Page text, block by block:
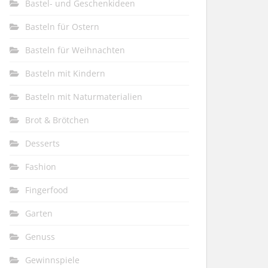
Bastel- und Geschenkideen
Basteln für Ostern
Basteln für Weihnachten
Basteln mit Kindern
Basteln mit Naturmaterialien
Brot & Brötchen
Desserts
Fashion
Fingerfood
Garten
Genuss
Gewinnspiele